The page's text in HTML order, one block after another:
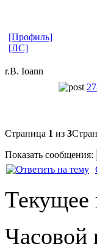
[Профиль]
[ЛС]
r.B. Ioann
Страница 1 из 3
Показать сообщения:
Текущее
Часовой